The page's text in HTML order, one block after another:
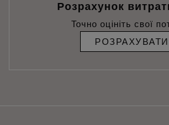
Розрахунок
Точно оцініть свої
РОЗРАХУВАТИ